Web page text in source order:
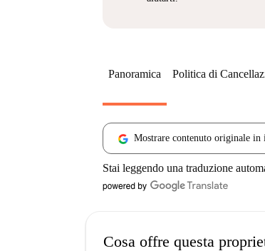
Panoramica Politica di
Mostrare contenuto originale in
Stai leggendo una traduzione
Cosa offre questa